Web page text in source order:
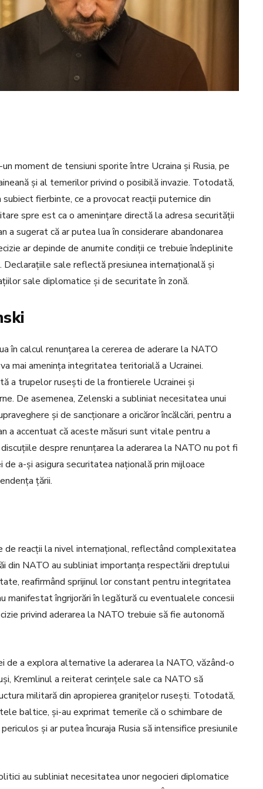
moment de tensiuni sporite între Ucraina și Rusia, pe
și al temerilor privind o posibilă invazie. Totodată,
fierbinte, ce a provocat reacții puternice din
spre est ca o amenințare directă la adresa securității
a sugerat că ar putea lua în considerare abandonarea
ar depinde de anumite condiții ce trebuie îndeplinite
sale reflectă presiunea internațională și
sale diplomatice și de securitate în zonă.
în calcul renunțarea la cererea de aderare la NATO
mai amenința integritatea teritorială a Ucrainei.
a trupelor rusești de la frontierele Ucrainei și
De asemenea, Zelenski a subliniat necesitatea unui
și de sancționare a oricăror încălcări, pentru a
a accentuat că aceste măsuri sunt vitale pentru a
despre renunțarea la aderarea la NATO nu pot fi
a-și asigura securitatea națională prin mijloace
țării.
reacții la nivel internațional, reflectând complexitatea
NATO au subliniat importanța respectării dreptului
reafirmând sprijinul lor constant pentru integritatea
manifestat îngrijorări în legătură cu eventualele concesii
privind aderarea la NATO trebuie să fie autonomă
de a explora alternative la aderarea la NATO, văzând-o
Kremlinul a reiterat cerințele sale ca NATO să
militară din apropierea granițelor rusești. Totodată,
baltice, și-au exprimat temerile că o schimbare de
și ar putea încuraja Rusia să intensifice presiunile
au subliniat necesitatea unor negocieri diplomatice